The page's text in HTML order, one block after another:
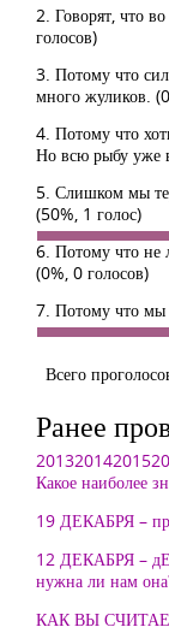
2. Говорят, что
голосов)
3. Потому что
много жуликов.
4. Потому что
Но всю рыбу уже
5. Слишком мы
(50%, 1 голос)
6. Потому что не
(0%, 0 голосов)
7. Потому что мы
Всего
Ранее
201320142015
Какое наиболее
19 ДЕКАБРЯ –
12 ДЕКАБРЯ –
нужна ли нам
КАК ВЫ